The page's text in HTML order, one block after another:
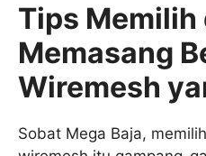
Tips Memilih
Memasang
Wiremesh
Sobat Mega Baja,